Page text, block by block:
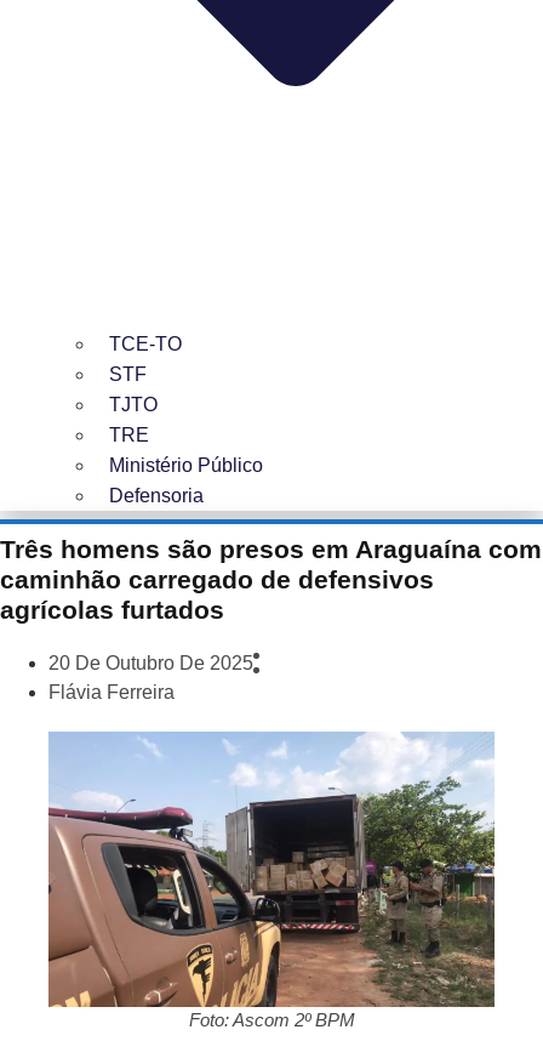
TCE-TO
STF
TJTO
TRE
Ministério Público
Defensoria
Três homens são presos em Araguaína com
caminhão carregado de defensivos
agrícolas furtados
20 De Outubro De 2025
Flávia Ferreira
Foto: Ascom 2º BPM